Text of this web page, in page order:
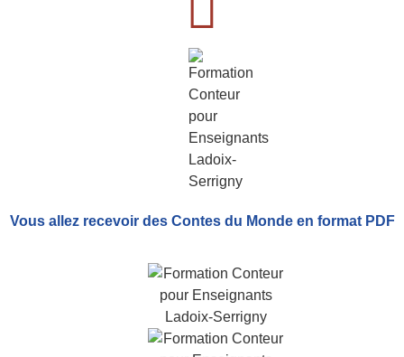
Vous allez recevoir des Contes du Monde en format PDF